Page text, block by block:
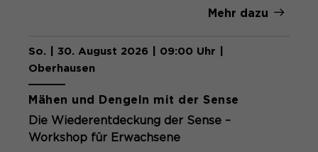
Mehr dazu
So. | 30. August 2026 | 09:00 Uhr |
Oberhausen
Mähen und Dengeln mit der Sense
Die Wiederentdeckung der Sense –
Workshop für Erwachsene